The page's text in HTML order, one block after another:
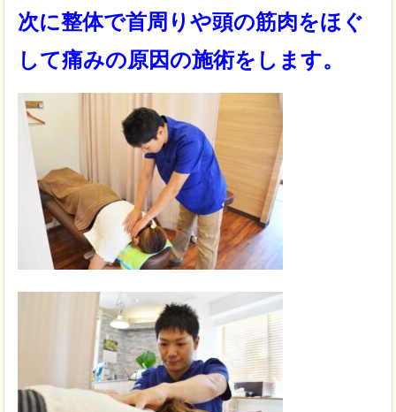
次に整体で首周りや頭の筋肉をほぐ
して痛みの原因の施術をします。